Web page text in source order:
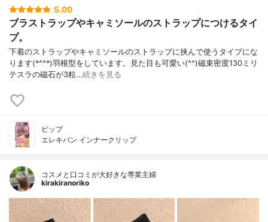
5.00
ブラストラップやキャミソールのストラップにつけるタイ
プ。
下着のストラップやキャミソールのストラップに挟んで使うタイプにな
ります(*^^*)羽根型をしています。見た目も可愛い(^^)磁束密度130ミリ
テスラの磁石が3粒…続きを見る
ピップ
エレキバン インナークリップ
コスメと口コミが大好きな専業主婦
kirakiranoriko